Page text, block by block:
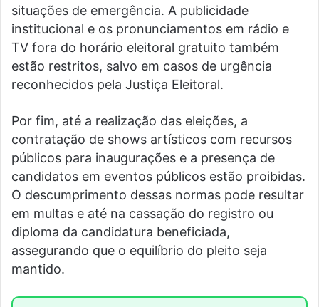
situações de emergência. A publicidade
institucional e os pronunciamentos em rádio e
TV fora do horário eleitoral gratuito também
estão restritos, salvo em casos de urgência
reconhecidos pela Justiça Eleitoral.
Por fim, até a realização das eleições, a
contratação de shows artísticos com recursos
públicos para inaugurações e a presença de
candidatos em eventos públicos estão proibidas.
O descumprimento dessas normas pode resultar
em multas e até na cassação do registro ou
diploma da candidatura beneficiada,
assegurando que o equilíbrio do pleito seja
mantido.